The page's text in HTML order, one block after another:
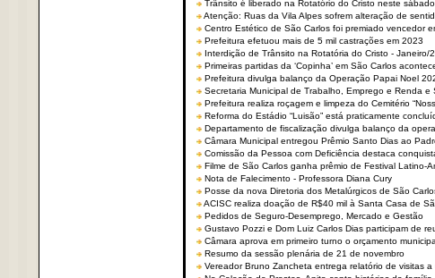
Trânsito é liberado na Rotatório do Cristo neste
Atenção: Ruas da Vila Alpes sofrem alteração de
Centro Estético de São Carlos foi premiado vencedor
Prefeitura efetuou mais de 5 mil castrações em 2023
Interdição de Trânsito na Rotatória do Cristo - Janeiro/
Primeiras partidas da ‘Copinha’ em São Carlos
Prefeitura divulga balanço da Operação Papai Noel
Secretaria Municipal de Trabalho, Emprego e Renda
Prefeitura realiza roçagem e limpeza do Cemitério
Reforma do Estádio “Luisão” está praticamente
Departamento de fiscalização divulga balanço da
Câmara Municipal entregou Prêmio Santo Dias ao
Comissão da Pessoa com Deficiência destaca
Filme de São Carlos ganha prêmio de Festival Latino-
Nota de Falecimento - Professora Diana Cury
Posse da nova Diretoria dos Metalúrgicos de São
ACISC realiza doação de R$40 mil à Santa Casa de
Pedidos de Seguro-Desemprego, Mercado e Gestão
Gustavo Pozzi e Dom Luiz Carlos Dias participam de
Câmara aprova em primeiro turno o orçamento
Resumo da sessão plenária de 21 de novembro
Vereador Bruno Zancheta entrega relatório de visitas